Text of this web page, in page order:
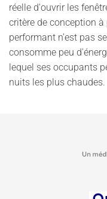
réelle d'ouvrir les
critère de conception
performant n'est pas
consomme peu
lequel ses occupants
nuits les plus chaudes.